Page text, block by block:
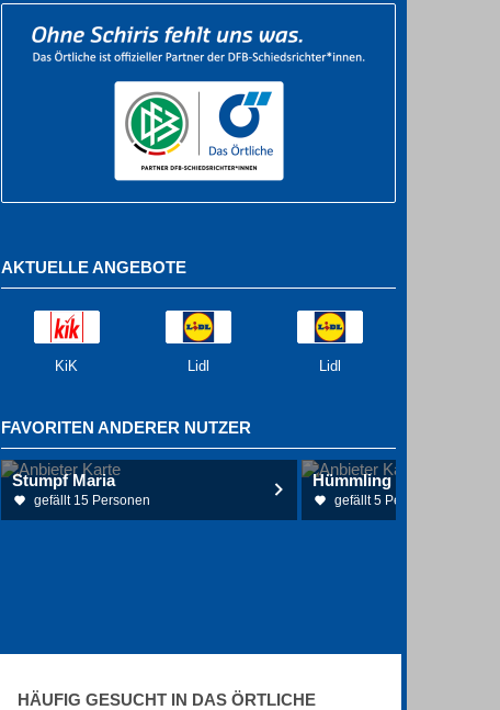
AKTUELLE ANGEBOTE
KiK Lidl Lidl
FAVORITEN ANDERER NUTZER
Stumpf Maria
gefällt 15 Personen
Hümmling Hospital Sögel
gefällt 5 Personen
HÄUFIG GESUCHT IN DAS ÖRTLICHE